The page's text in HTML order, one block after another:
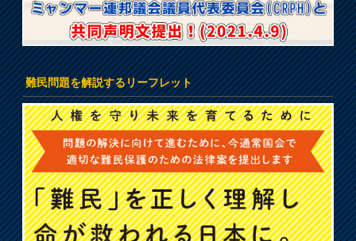
難民問題を解説するリーフレット